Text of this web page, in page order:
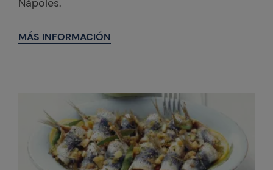
Nápoles.
MÁS INFORMACIÓN